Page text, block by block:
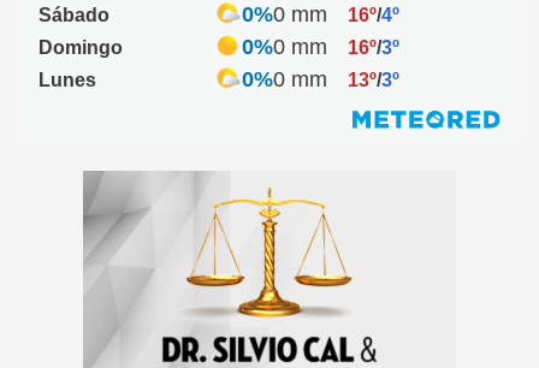
Sábado
0%0 mm 16º/4º
Domingo
0%0 mm 16º/3º
Lunes
0%0 mm 13º/3º